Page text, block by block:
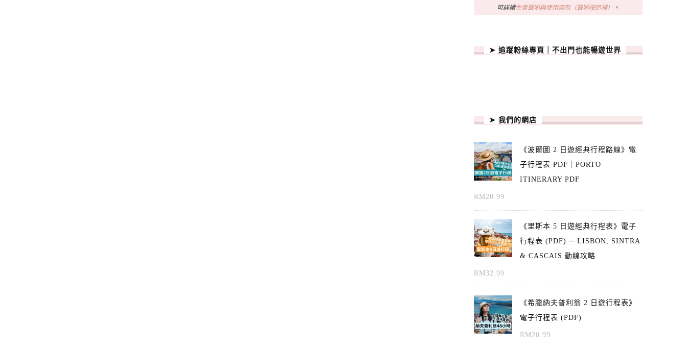
可詳讀免責聲明與使用條款（聲明按這裡） 。
➤ 追蹤粉絲專頁｜不出門也能暢遊世界
➤ 我們的網店
《波爾圖 2 日遊經典行程路線》電
子行程表 PDF｜PORTO
ITINERARY PDF
RM20.99
《里斯本 5 日遊經典行程表》電子
行程表 (PDF) ─ LISBON, SINTRA
& CASCAIS 動線攻略
RM32.99
《希臘納夫普利翁 2 日遊行程表》
電子行程表 (PDF)
RM20.99